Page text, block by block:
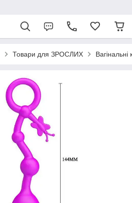
Товари для ЗРОСЛИХ Вагінальні